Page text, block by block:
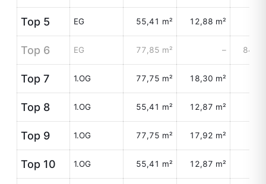
Top 5 EG 55,41 m² 12,88 m²
Top 6 EG 77,85 m² –
Top 7 1.OG 77,75 m² 18,30 m²
Top 8 1.OG 55,41 m² 12,87 m²
Top 9 1.OG 77,75 m² 17,92 m²
Top 10 1.OG 55,41 m² 12,87 m²